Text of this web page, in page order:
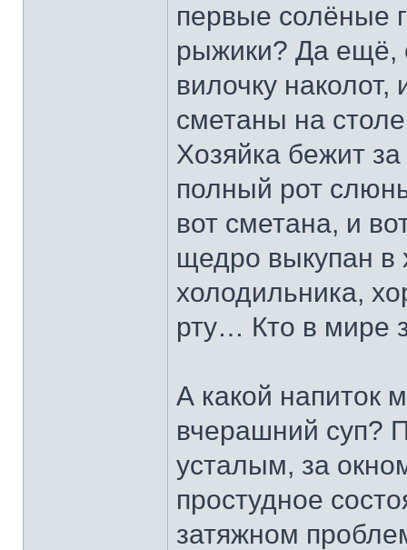
первые солёные
рыжики? Да ещё,
вилочку наколот,
сметаны на столе
Хозяйка бежит
полный рот
вот сметана, и
щедро выкупан в
холодильника,
рту… Кто в мире
А какой напиток
вчерашний суп?
усталым, за
простудное
затяжном